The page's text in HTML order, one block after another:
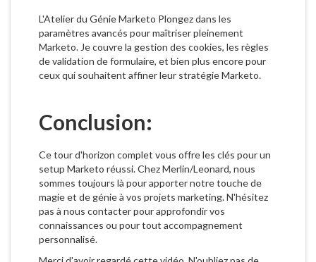
L'Atelier du Génie Marketo Plongez dans les
paramètres avancés pour maîtriser pleinement
Marketo. Je couvre la gestion des cookies, les règles
de validation de formulaire, et bien plus encore pour
ceux qui souhaitent affiner leur stratégie Marketo.
Conclusion:
Ce tour d'horizon complet vous offre les clés pour un
setup Marketo réussi. Chez Merlin/Leonard, nous
sommes toujours là pour apporter notre touche de
magie et de génie à vos projets marketing. N'hésitez
pas à nous contacter pour approfondir vos
connaissances ou pour tout accompagnement
personnalisé.